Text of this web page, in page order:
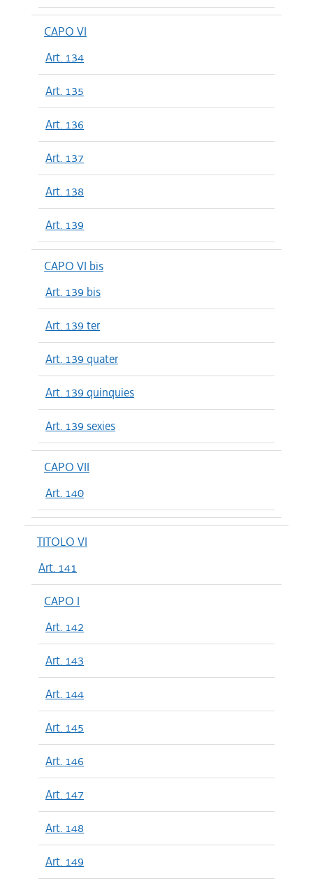
CAPO VI
Art. 134
Art. 135
Art. 136
Art. 137
Art. 138
Art. 139
CAPO VI bis
Art. 139 bis
Art. 139 ter
Art. 139 quater
Art. 139 quinquies
Art. 139 sexies
CAPO VII
Art. 140
TITOLO VI
Art. 141
CAPO I
Art. 142
Art. 143
Art. 144
Art. 145
Art. 146
Art. 147
Art. 148
Art. 149